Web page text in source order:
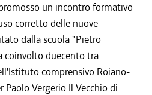
un incontro formativo
corretto delle nuove
dalla scuola "Pietro
coinvolto duecento tra
comprensivo Roiano-
Vergerio Il Vecchio di